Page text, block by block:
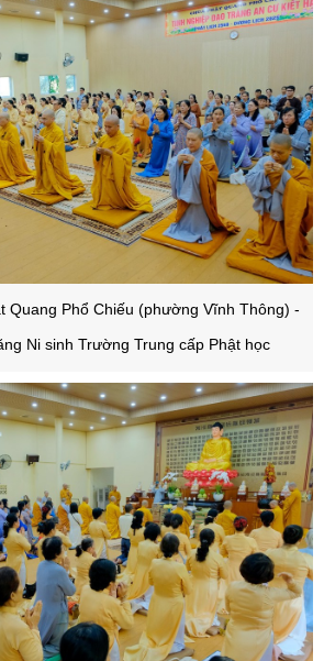
Quang Phổ Chiếu (phường Vĩnh Thông) -
Ni sinh Trường Trung cấp Phật học